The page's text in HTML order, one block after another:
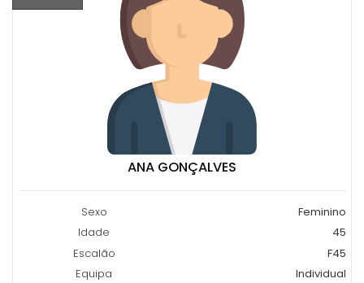
ANA GONÇALVES
Sexo
Feminino
Idade
45
Escalão
F45
Equipa
Individual